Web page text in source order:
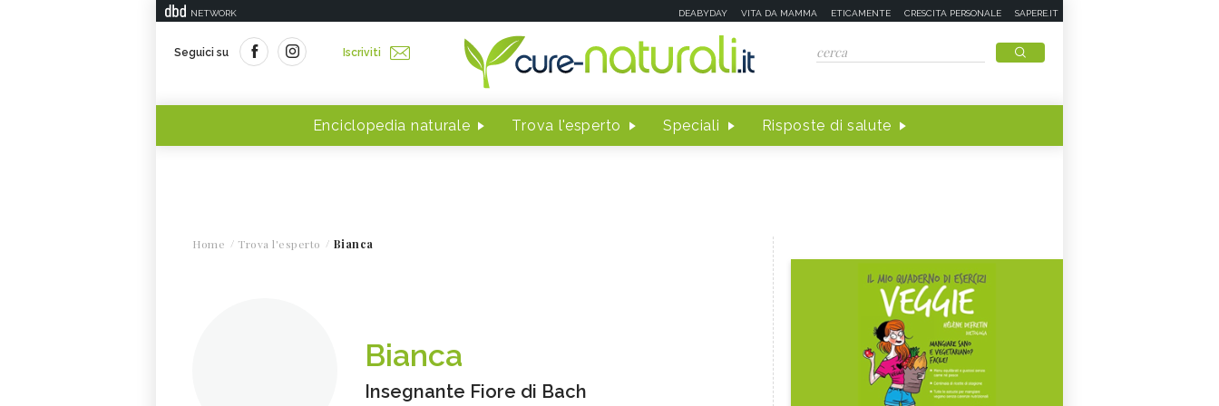
NETWORK DEABYDAY VITA DA MAMMA ETICAMENTE CRESCITA PERSONALE SAPERE.IT
Seguici su Iscriviti
Enciclopedia naturale Trova l'esperto Speciali Risposte di salute
Home Trova l'esperto Bianca
Bianca
Insegnante Fiore di Bach